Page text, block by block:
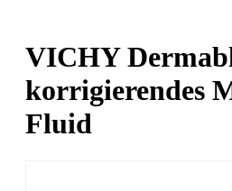
VICHY
korrigierendes
Fluid